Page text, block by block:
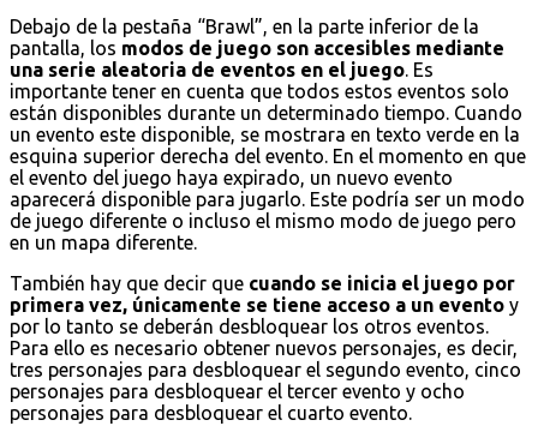
Debajo de la pestaña “Brawl”, en la parte inferior de la
pantalla, los modos de juego son accesibles mediante
una serie aleatoria de eventos en el juego. Es
importante tener en cuenta que todos estos eventos solo
están disponibles durante un determinado tiempo. Cuando
un evento este disponible, se mostrara en texto verde en la
esquina superior derecha del evento. En el momento en que
el evento del juego haya expirado, un nuevo evento
aparecerá disponible para jugarlo. Este podría ser un modo
de juego diferente o incluso el mismo modo de juego pero
en un mapa diferente.
También hay que decir que cuando se inicia el juego por
primera vez, únicamente se tiene acceso a un evento y
por lo tanto se deberán desbloquear los otros eventos.
Para ello es necesario obtener nuevos personajes, es decir,
tres personajes para desbloquear el segundo evento, cinco
personajes para desbloquear el tercer evento y ocho
personajes para desbloquear el cuarto evento.